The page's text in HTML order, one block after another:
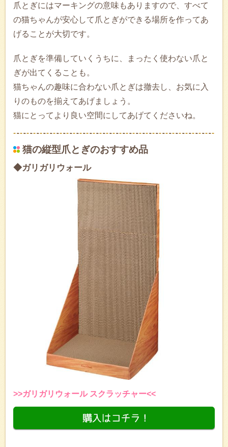
爪とぎにはマーキングの意味もありますので、すべて
の猫ちゃんが安心して爪とぎができる場所を作ってあ
げることが大切です。
爪とぎを準備していくうちに、まったく使わない爪と
ぎが出てくることも。
猫ちゃんの趣味に合わない爪とぎは撤去し、お気に入
りのものを揃えてあげましょう。
猫にとってより良い空間にしてあげてくださいね。
猫の縦型爪とぎのおすすめ品
◆ガリガリウォール
>>ガリガリウォール スクラッチャー<<